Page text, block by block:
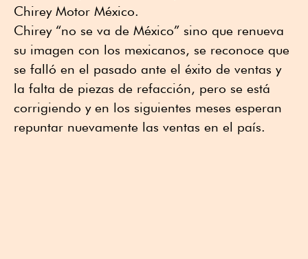
Chirey Motor México.
Chirey “no se va de México” sino que renueva
su imagen con los mexicanos, se reconoce que
se falló en el pasado ante el éxito de ventas y
la falta de piezas de refacción, pero se está
corrigiendo y en los siguientes meses esperan
repuntar nuevamente las ventas en el país.